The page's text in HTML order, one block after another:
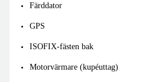
Färddator
GPS
ISOFIX-fästen bak
Motorvärmare (kupéuttag)